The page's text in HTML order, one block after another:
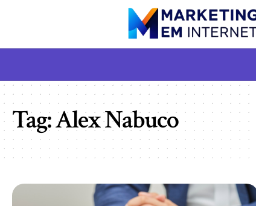
Tag:Alex Nabuco